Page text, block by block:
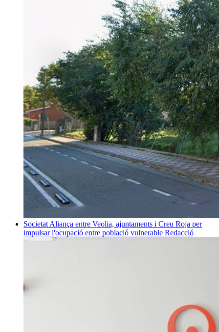
Societat Aliança entre Veolia, ajuntaments i Creu Roja per
impulsar l'ocupació entre població vulnerable Redacció